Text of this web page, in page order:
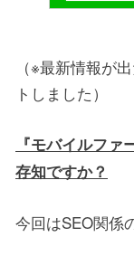
（※最新情報が
トしました）
『モバイルフ
存知ですか？
今回はSEO関係